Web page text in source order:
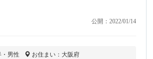
公開：2022/01/14
・男性
お住まい：大阪府